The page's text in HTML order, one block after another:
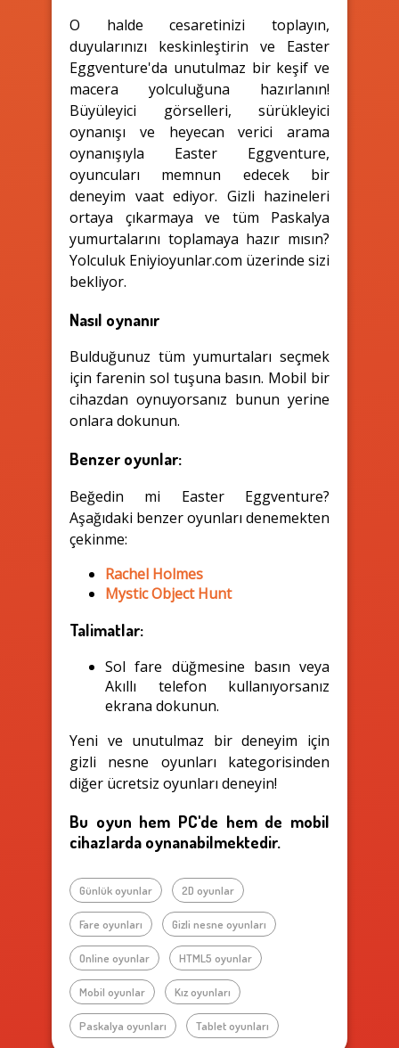
O halde cesaretinizi toplayın,
duyularınızı keskinleştirin ve Easter
Eggventure'da unutulmaz bir keşif ve
macera yolculuğuna hazırlanın!
Büyüleyici görselleri, sürükleyici
oynanışı ve heyecan verici arama
oynanışıyla Easter Eggventure,
oyuncuları memnun edecek bir
deneyim vaat ediyor. Gizli hazineleri
ortaya çıkarmaya ve tüm Paskalya
yumurtalarını toplamaya hazır mısın?
Yolculuk Eniyioyunlar.com üzerinde sizi
bekliyor.
Nasıl oynanır
Bulduğunuz tüm yumurtaları seçmek
için farenin sol tuşuna basın. Mobil bir
cihazdan oynuyorsanız bunun yerine
onlara dokunun.
Benzer oyunlar:
Beğedin mi Easter Eggventure?
Aşağıdaki benzer oyunları denemekten
çekinme:
Rachel Holmes
Mystic Object Hunt
Talimatlar:
Sol fare düğmesine basın veya
Akıllı telefon kullanıyorsanız
ekrana dokunun.
Yeni ve unutulmaz bir deneyim için
gizli nesne oyunları kategorisinden
diğer ücretsiz oyunları deneyin!
Bu oyun hem PC'de hem de mobil
cihazlarda oynanabilmektedir.
Günlük oyunlar 2D oyunlar
Fare oyunları Gizli nesne oyunları
Online oyunlar HTML5 oyunlar
Mobil oyunlar Kız oyunları
Paskalya oyunları Tablet oyunları